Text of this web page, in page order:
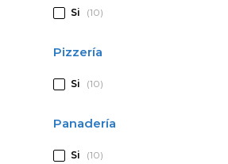
Si (10)
Pizzería
Si (10)
Panadería
Si (10)